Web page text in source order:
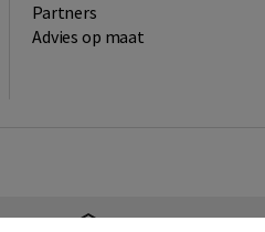
Partners
Advies op maat